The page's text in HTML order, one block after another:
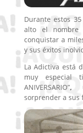
Durante estos
alto el
conquistar a
y sus éxitos
La Adictiva está
muy especial
ANIVERSARIO”,
sorprender a sus